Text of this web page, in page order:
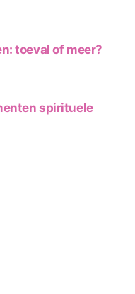
toeval of meer?
spirituele